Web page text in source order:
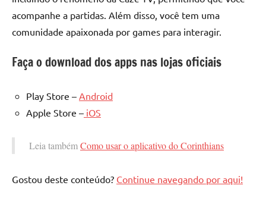
acompanhe a partidas. Além disso, você tem uma
comunidade apaixonada por games para interagir.
Faça o download dos apps nas lojas oficiais
Play Store – Android
Apple Store – iOS
Leia tambémComo usar o aplicativo do Corinthians
Gostou deste conteúdo? Continue navegando por aqui!